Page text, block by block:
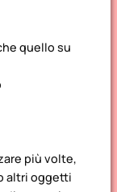
quello su
più volte,
altri oggetti